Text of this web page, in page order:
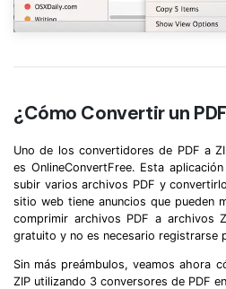
¿Cómo Convertir un
Uno de los convertidores de PDF a
es OnlineConvertFree. Esta
subir varios archivos PDF y
sitio web tiene anuncios que pueden
comprimir archivos PDF a archivos
gratuito y no es necesario registrarse
Sin más preámbulos, veamos ahora
ZIP utilizando 3 conversores de PDF